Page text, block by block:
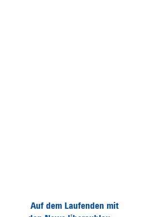
Auf dem Laufenden mit